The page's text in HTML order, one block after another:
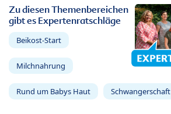
Zu diesen Themenbereichen
gibt es Expertenratschläge
Beikost-Start
Milchnahrung
Rund um Babys Haut Schwangerschaft